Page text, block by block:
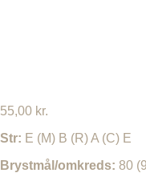
55,00 kr.
Str: E (M) B (R) A (C) E
Brystmål/omkreds: 80